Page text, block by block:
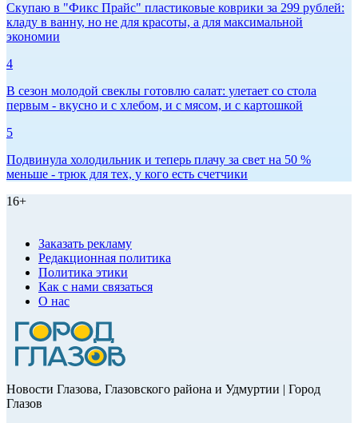
Скупаю в "Фикс Прайс" пластиковые коврики за 299 рублей:
кладу в ванну, но не для красоты, а для максимальной
экономии
4
В сезон молодой свеклы готовлю салат: улетает со стола
первым - вкусно и с хлебом, и с мясом, и с картошкой
5
Подвинула холодильник и теперь плачу за свет на 50 %
меньше - трюк для тех, у кого есть счетчики
16+
Заказать рекламу
Редакционная политика
Политика этики
Как с нами связаться
О нас
Новости Глазова, Глазовского района и Удмуртии | Город
Глазов